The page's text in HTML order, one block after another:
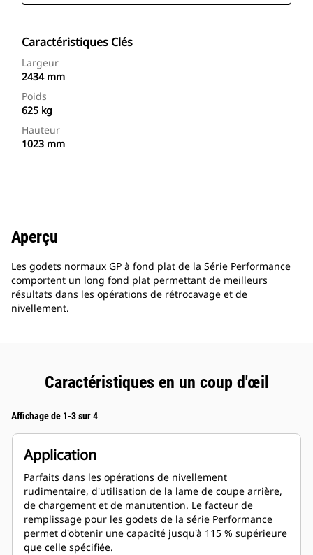
Caractéristiques Clés
Largeur
2434 mm
Poids
625 kg
Hauteur
1023 mm
Aperçu
Les godets normaux GP à fond plat de la Série Performance
comportent un long fond plat permettant de meilleurs
résultats dans les opérations de rétrocavage et de
nivellement.
Caractéristiques en un coup d'œil
Affichage de 1-3 sur 4
Application
Parfaits dans les opérations de nivellement
rudimentaire, d'utilisation de la lame de coupe arrière,
de chargement et de manutention. Le facteur de
remplissage pour les godets de la série Performance
permet d'obtenir une capacité jusqu'à 115 % supérieure
que celle spécifiée.